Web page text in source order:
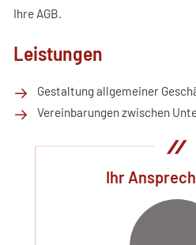
Ihre AGB.
Leistungen
Gestaltung allgemeiner
Vereinbarungen zwischen
Ihr